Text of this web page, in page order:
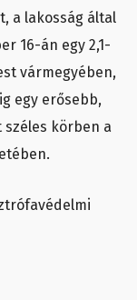
a lakosság által
16-án egy 2,1-
vármegyében,
egy erősebb,
körben a